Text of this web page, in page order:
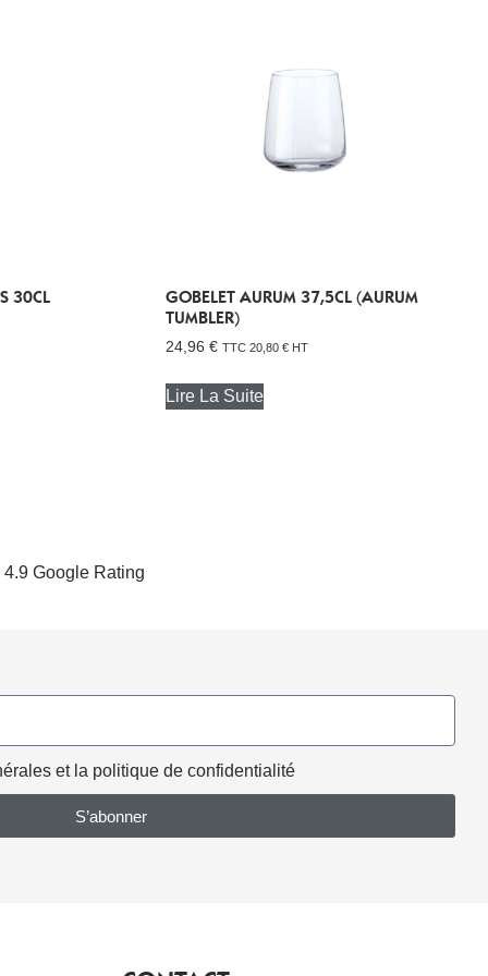
30CL
GOBELET AURUM 37,5CL (AURUM
TUMBLER)
24,96 € TTC 20,80 € HT
Lire La Suite
4.9 Google Rating
et la politique de confidentialité
S’abonner